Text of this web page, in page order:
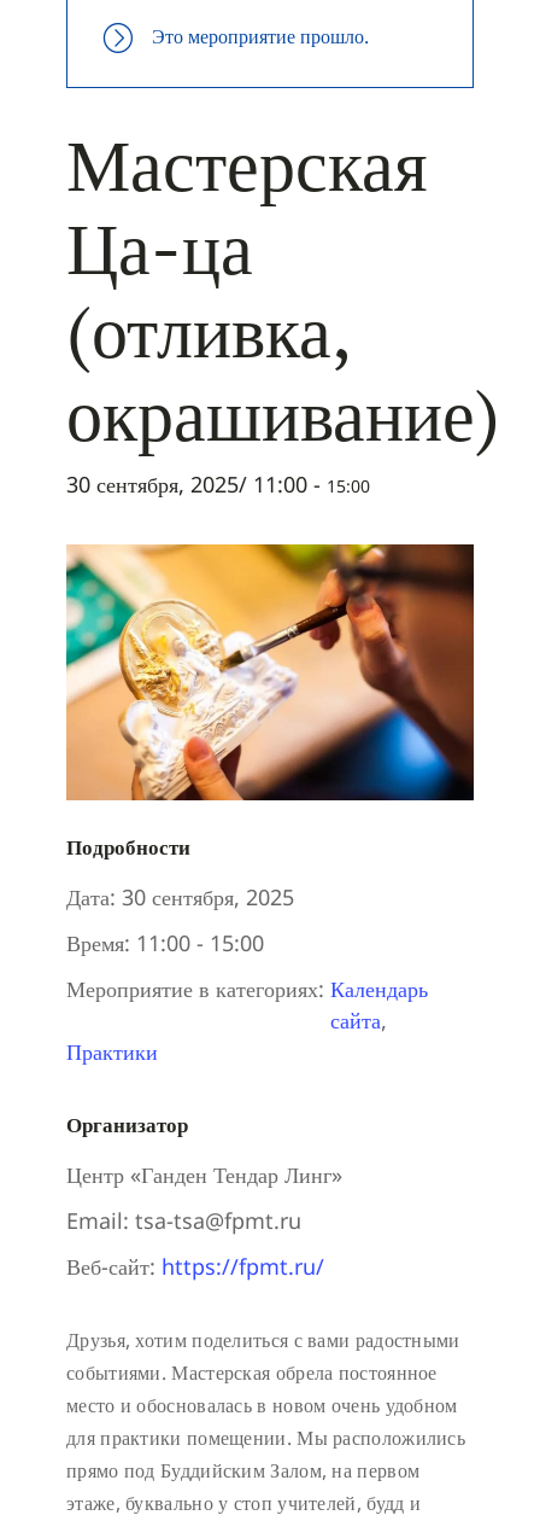
Это мероприятие прошло.
Мастерская
Ца-ца
(отливка,
окрашивание)
30 сентября, 2025/ 11:00 - 15:00
Подробности
Дата: 30 сентября, 2025
Время: 11:00 - 15:00
Мероприятие в категориях: Календарь
сайта,
Практики
Организатор
Центр «Ганден Тендар Линг»
Email: tsa-tsa@fpmt.ru
Веб-сайт: https://fpmt.ru/
Друзья, хотим поделиться с вами радостными
событиями. Мастерская обрела постоянное
место и обосновалась в новом очень удобном
для практики помещении. Мы расположились
прямо под Буддийским Залом, на первом
этаже, буквально у стоп учителей, будд и